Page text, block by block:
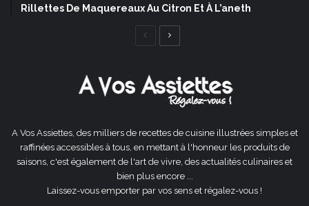
Rillettes De Maquereaux Au Citron Et À L’aneth
Page
A Vos Assiettes, des milliers de recettes de cuisine illustrées simples et
raffinées accessibles à tous, en mettant à l'honneur les produits de
saisons, c'est également de l'art de vivre, des actualités culinaires et
bien plus encore ...
Laissez-vous emporter par vos sens et régalez-vous !